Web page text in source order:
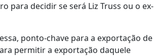
para decidir se será Liz Truss ou o ex-
ponto-chave para a exportação de
permitir a exportação daquele